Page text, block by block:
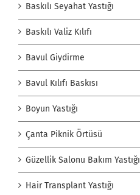
Baskılı Seyahat Yastığı
Baskılı Valiz Kılıfı
Bavul Giydirme
Bavul Kılıfı Baskısı
Boyun Yastığı
Çanta Piknik Örtüsü
Güzellik Salonu Bakım Yastığı
Hair Transplant Yastığı